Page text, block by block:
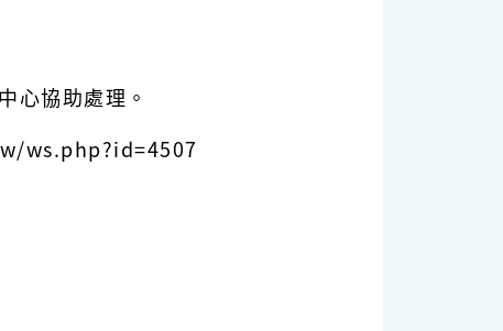
心協助處理。
ws.php?id=4507